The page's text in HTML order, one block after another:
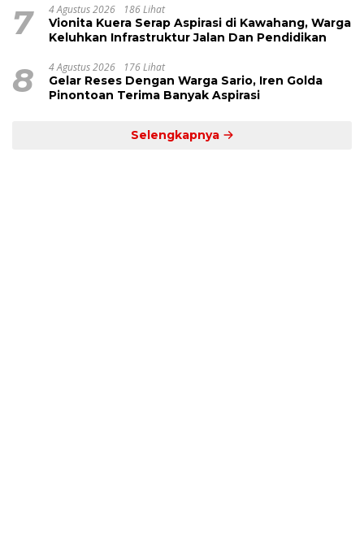
7 4 Agustus 2026 186 Lihat
Vionita Kuera Serap Aspirasi di Kawahang, Warga
Keluhkan Infrastruktur Jalan Dan Pendidikan
8 4 Agustus 2026 176 Lihat
Gelar Reses Dengan Warga Sario, Iren Golda
Pinontoan Terima Banyak Aspirasi
Selengkapnya